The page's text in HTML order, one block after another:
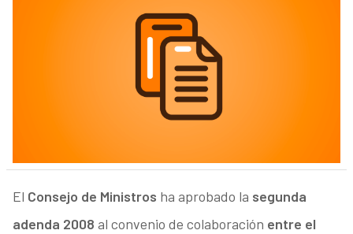
El Consejo de Ministros ha aprobado la segunda
adenda 2008 al convenio de colaboración entre el